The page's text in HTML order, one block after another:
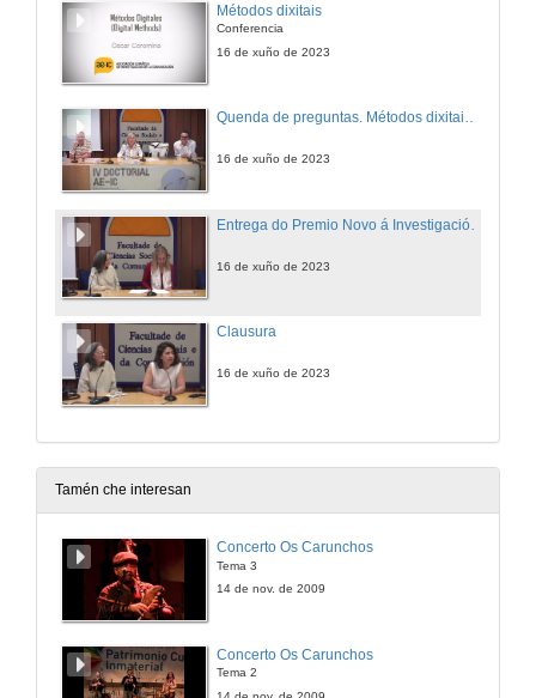
Métodos dixitais
Conferencia
16 de xuño de 2023
Quenda de preguntas. Métodos dixitais: posibilidades e limitacións
16 de xuño de 2023
16 de xuño de 2023
Clausura
16 de xuño de 2023
Tamén che interesan
Concerto Os Carunchos
Tema 3
14 de nov. de 2009
Concerto Os Carunchos
Tema 2